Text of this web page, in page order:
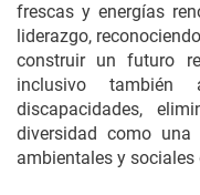
frescas y energías
liderazgo,
construir un futuro
inclusivo
discapacidades,
diversidad como
ambientales y